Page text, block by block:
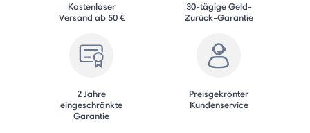
Kostenloser
Versand ab 50 €
30-tägige Geld-
Zurück-Garantie
2 Jahre
eingeschränkte
Garantie
Preisgekrönter
Kundenservice